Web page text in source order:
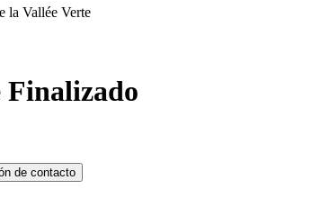
la Vallée Verte
Finalizado
de contacto